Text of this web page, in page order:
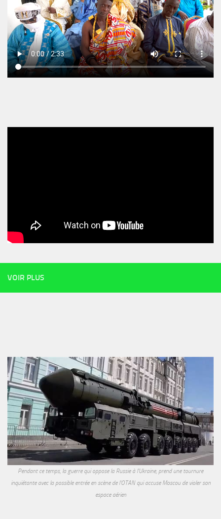
VOIR PLUS
Pendant ce temps, la guerre qui oppose la Russie à l'Ukraine, prend une tournure
inquiétante avec la possible entrée en scène de l'OTAN qui accuse Moscou de violer son
espace aérien